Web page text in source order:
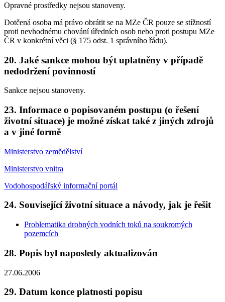
Opravné prostředky nejsou stanoveny.
Dotčená osoba má právo obrátit se na MZe ČR pouze se stížností
proti nevhodnému chování úředních osob nebo proti postupu MZe
ČR v konkrétní věci (§ 175 odst. 1 správního řádu).
20. Jaké sankce mohou být uplatněny v případě
nedodržení povinností
Sankce nejsou stanoveny.
23. Informace o popisovaném postupu (o řešení
životní situace) je možné získat také z jiných zdrojů
a v jiné formě
Ministerstvo zemědělství
Ministerstvo vnitra
Vodohospodářský informační portál
24. Související životní situace a návody, jak je řešit
Problematika drobných vodních toků na soukromých
pozemcích
28. Popis byl naposledy aktualizován
27.06.2006
29. Datum konce platnosti popisu